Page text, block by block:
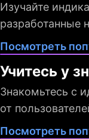
Изучайте
Посмотреть
Учитесь у
Знакомьтесь с
от
Посмотреть